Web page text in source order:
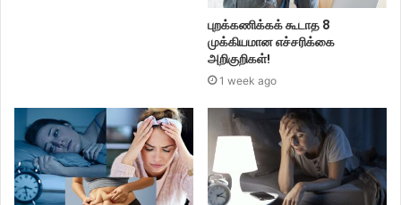
புறக்கணிக்கக் கூடாத 8
முக்கியமான எச்சரிக்கை
அறிகுறிகள்!
1 week ago